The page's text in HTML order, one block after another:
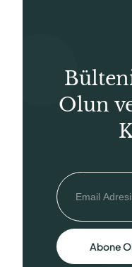
Olun
Abone